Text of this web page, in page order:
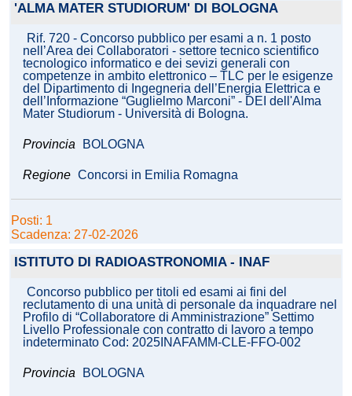
'ALMA MATER STUDIORUM' DI BOLOGNA
Rif. 720 - Concorso pubblico per esami a n. 1 posto
nell’Area dei Collaboratori - settore tecnico scientifico
tecnologico informatico e dei sevizi generali con
competenze in ambito elettronico – TLC per le esigenze
del Dipartimento di Ingegneria dell’Energia Elettrica e
dell’Informazione “Guglielmo Marconi” - DEI dell'Alma
Mater Studiorum - Università di Bologna.
Provincia BOLOGNA
Regione Concorsi in Emilia Romagna
Posti: 1
Scadenza: 27-02-2026
ISTITUTO DI RADIOASTRONOMIA - INAF
Concorso pubblico per titoli ed esami ai fini del
reclutamento di una unità di personale da inquadrare nel
Profilo di “Collaboratore di Amministrazione” Settimo
Livello Professionale con contratto di lavoro a tempo
indeterminato Cod: 2025INAFAMM-CLE-FFO-002
Provincia BOLOGNA